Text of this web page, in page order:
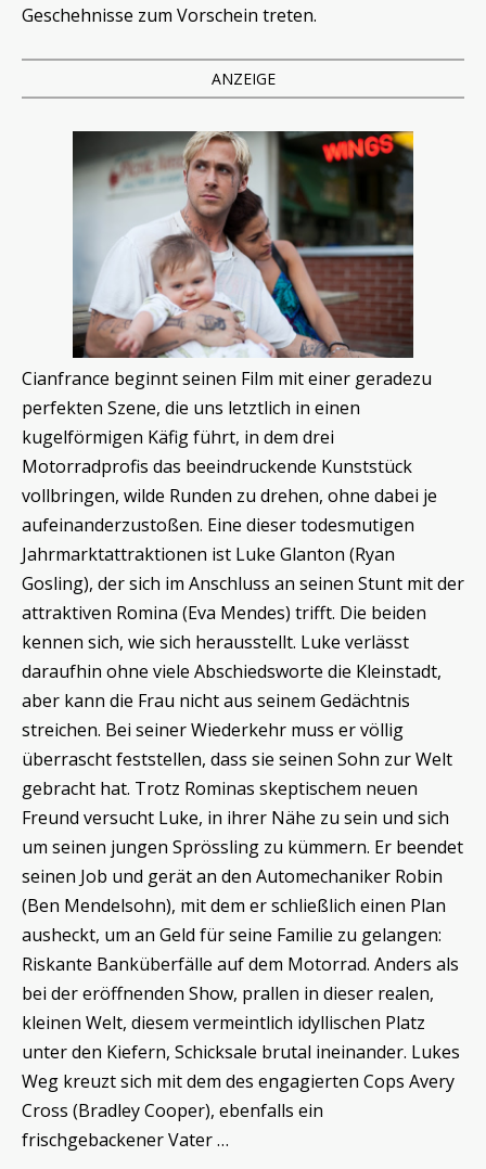
Geschehnisse zum Vorschein treten.
ANZEIGE
Cianfrance beginnt seinen Film mit einer geradezu
perfekten Szene, die uns letztlich in einen
kugelförmigen Käfig führt, in dem drei
Motorradprofis das beeindruckende Kunststück
vollbringen, wilde Runden zu drehen, ohne dabei je
aufeinanderzustoßen. Eine dieser todesmutigen
Jahrmarktattraktionen ist Luke Glanton (Ryan
Gosling), der sich im Anschluss an seinen Stunt mit der
attraktiven Romina (Eva Mendes) trifft. Die beiden
kennen sich, wie sich herausstellt. Luke verlässt
daraufhin ohne viele Abschiedsworte die Kleinstadt,
aber kann die Frau nicht aus seinem Gedächtnis
streichen. Bei seiner Wiederkehr muss er völlig
überrascht feststellen, dass sie seinen Sohn zur Welt
gebracht hat. Trotz Rominas skeptischem neuen
Freund versucht Luke, in ihrer Nähe zu sein und sich
um seinen jungen Sprössling zu kümmern. Er beendet
seinen Job und gerät an den Automechaniker Robin
(Ben Mendelsohn), mit dem er schließlich einen Plan
ausheckt, um an Geld für seine Familie zu gelangen:
Riskante Banküberfälle auf dem Motorrad. Anders als
bei der eröffnenden Show, prallen in dieser realen,
kleinen Welt, diesem vermeintlich idyllischen Platz
unter den Kiefern, Schicksale brutal ineinander. Lukes
Weg kreuzt sich mit dem des engagierten Cops Avery
Cross (Bradley Cooper), ebenfalls ein
frischgebackener Vater …